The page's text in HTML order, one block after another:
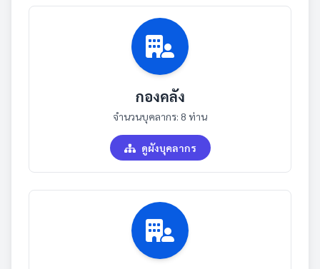
กองคลัง
จำนวนบุคลากร: 8 ท่าน
ดูผังบุคลากร